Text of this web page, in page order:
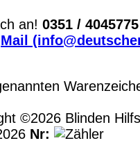
an! 0351 / 4045775
Mail
©2026 Blinden
Nr: